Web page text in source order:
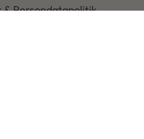
Persondatapolitik